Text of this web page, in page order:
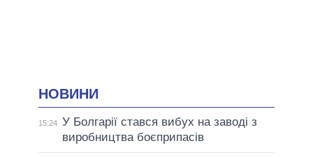
НОВИНИ
15:24 У Болгарії стався вибух на заводі з
виробництва боєприпасів